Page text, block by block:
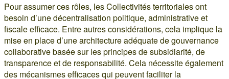
Pour assumer ces rôles, les Collectivités territoriales ont
besoin d’une décentralisation politique, administrative et
fiscale efficace. Entre autres considérations, cela implique la
mise en place d’une architecture adéquate de gouvernance
collaborative basée sur les principes de subsidiarité, de
transparence et de responsabilité. Cela nécessite également
des mécanismes efficaces qui peuvent faciliter la